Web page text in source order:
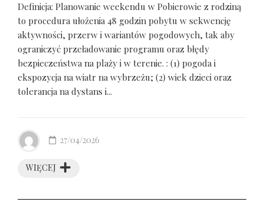
Definicja: Planowanie weekendu w Pobierowie z rodziną
to procedura ułożenia 48 godzin pobytu w sekwencję
aktywności, przerw i wariantów pogodowych, tak aby
ograniczyć przeładowanie programu oraz błędy
bezpieczeństwa na plaży i w terenie. : (1) pogoda i
ekspozycja na wiatr na wybrzeżu; (2) wiek dzieci oraz
tolerancja na dystans i...
WIĘCEJ
27/04/2026